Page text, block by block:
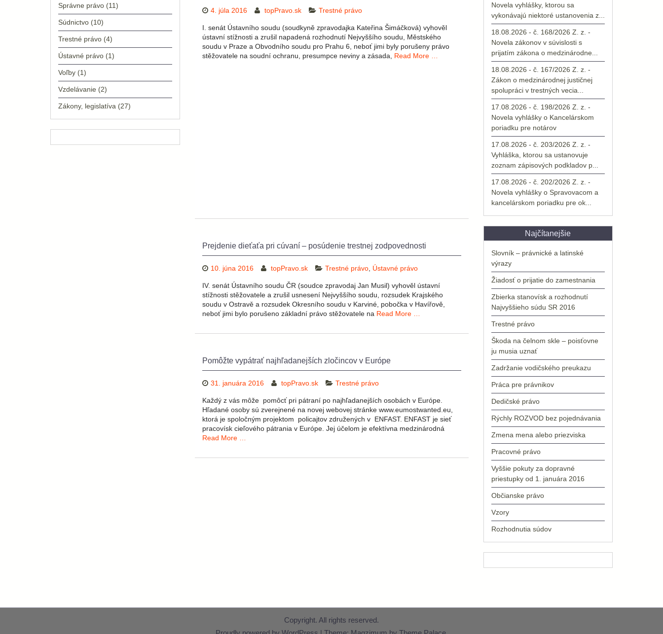
4. júla 2016 topPravo.sk Trestné právo
I. senát Ústavního soudu (soudkyně zpravodajka Kateřina Šimáčková) vyhověl
ústavní stížnosti a zrušil napadená rozhodnutí Nejvyššího soudu, Městského
soudu v Praze a Obvodního soudu pro Prahu 6, neboť jimi byly porušeny právo
stěžovatele na soudní ochranu, presumpce neviny a zásada, Read More …
Prejdenie dieťaťa pri cúvaní – posúdenie trestnej zodpovednosti
10. júna 2016 topPravo.sk Trestné právo, Ústavné právo
IV. senát Ústavního soudu ČR (soudce zpravodaj Jan Musil) vyhověl ústavní
stížnosti stěžovatele a zrušil usnesení Nejvyššího soudu, rozsudek Krajského
soudu v Ostravě a rozsudek Okresního soudu v Karviné, pobočka v Havířově,
neboť jimi bylo porušeno základní právo stěžovatele na Read More …
Pomôžte vypátrať najhľadanejších zločincov v Európe
31. januára 2016 topPravo.sk Trestné právo
Každý z vás môže pomôcť pri pátraní po najhľadanejších osobách v Európe.
Hľadané osoby sú zverejnené na novej webovej stránke www.eumostwanted.eu,
ktorá je spoločným projektom policajtov združených v ENFAST. ENFAST je sieť
pracovísk cieľového pátrania v Európe. Jej účelom je efektívna medzinárodná
Read More …
Novela vyhlášky, ktorou sa
vykonávajú niektoré ustanovenia z...
18.08.2026 - č. 168/2026 Z. z. -
Novela zákonov v súvislosti s
prijatím zákona o medzinárodne...
18.08.2026 - č. 167/2026 Z. z. -
Zákon o medzinárodnej justičnej
spolupráci v trestných vecia...
17.08.2026 - č. 198/2026 Z. z. -
Novela vyhlášky o Kancelárskom
poriadku pre notárov
17.08.2026 - č. 203/2026 Z. z. -
Vyhláška, ktorou sa ustanovuje
zoznam zápisových podkladov p...
17.08.2026 - č. 202/2026 Z. z. -
Novela vyhlášky o Spravovacom a
kancelárskom poriadku pre ok...
Najčítanejšie
Slovník – právnické a latinské
výrazy
Žiadosť o prijatie do zamestnania
Zbierka stanovísk a rozhodnutí
Najvyššieho súdu SR 2016
Trestné právo
Škoda na čelnom skle – poisťovne
ju musia uznať
Zadržanie vodičského preukazu
Práca pre právnikov
Dedičské právo
Rýchly ROZVOD bez pojednávania
Zmena mena alebo priezviska
Pracovné právo
Vyššie pokuty za dopravné
priestupky od 1. januára 2016
Občianske právo
Vzory
Rozhodnutia súdov
Správne právo (11)
Súdnictvo (10)
Trestné právo (4)
Ústavné právo (1)
Voľby (1)
Vzdelávanie (2)
Zákony, legislatíva (27)
Copyright. All rights reserved.